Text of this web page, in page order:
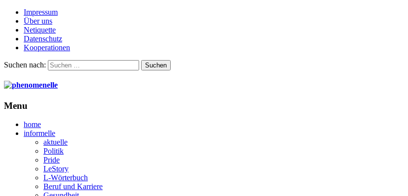
Impressum
Über uns
Netiquette
Datenschutz
Kooperationen
Suchen nach:
Menu
home
informelle
aktuelle
Politik
Pride
LeStory
L-Wörterbuch
Beruf und Karriere